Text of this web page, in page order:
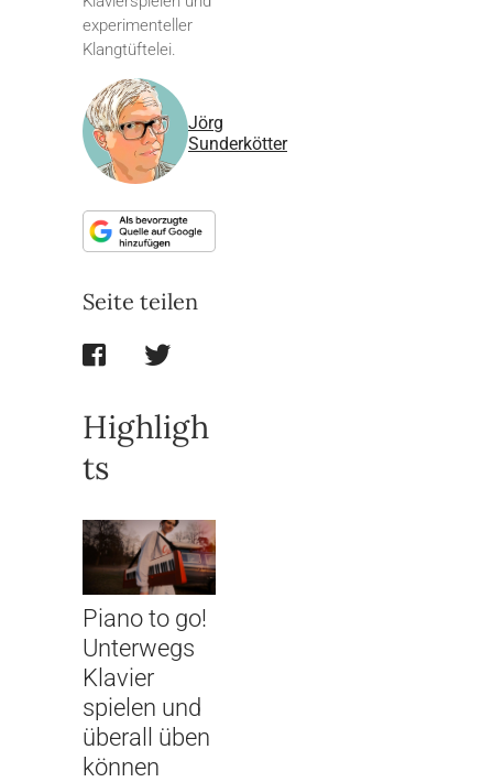
experimenteller
Klangtüftelei.
Jörg
Sunderkötter
Seite teilen
Highligh
ts
Piano to go!
Unterwegs
Klavier
spielen und
überall üben
können